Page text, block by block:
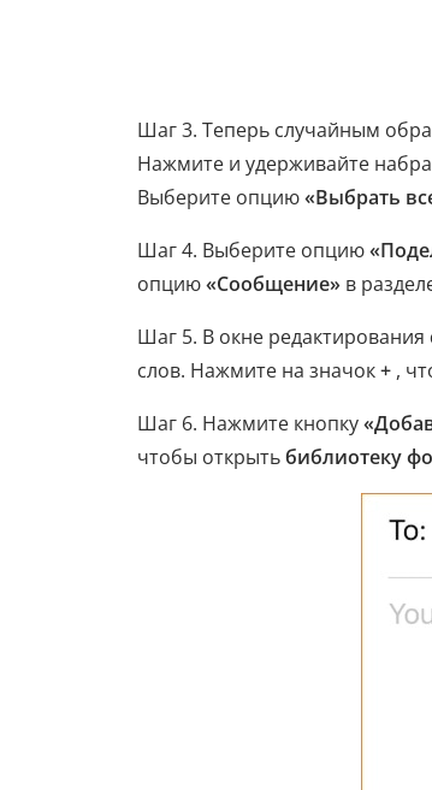
Шаг 3. Теперь случайным
Нажмите и удерживайте
Выберите опцию«Выбрать
Шаг 4. Выберите опцию
опцию«Сообщение» в
Шаг 5. В окне редактирования
слов. Нажмите на значок+ ,
Шаг 6. Нажмите кнопку
чтобы открытьбиблиотеку